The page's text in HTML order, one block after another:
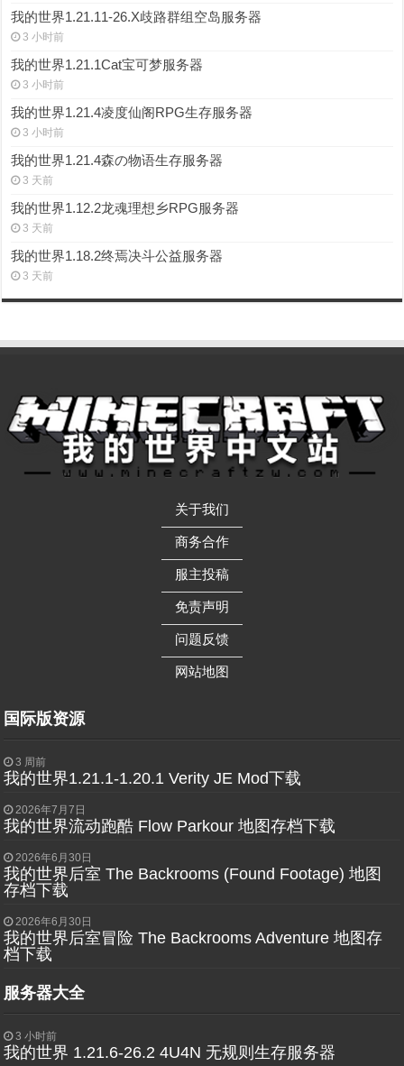
我的世界1.21.11-26.X歧路群组空岛服务器
3 小时前
我的世界1.21.1Cat宝可梦服务器
3 小时前
我的世界1.21.4凌度仙阁RPG生存服务器
3 小时前
我的世界1.21.4森の物语生存服务器
3 天前
我的世界1.12.2龙魂理想乡RPG服务器
3 天前
我的世界1.18.2终焉决斗公益服务器
3 天前
关于我们
——————
商务合作
——————
服主投稿
——————
免责声明
——————
问题反馈
——————
网站地图
国际版资源
3 周前
我的世界1.21.1-1.20.1 Verity JE Mod下载
2026年7月7日
我的世界流动跑酷 Flow Parkour 地图存档下载
2026年6月30日
我的世界后室 The Backrooms (Found Footage) 地图
存档下载
2026年6月30日
我的世界后室冒险 The Backrooms Adventure 地图存
档下载
服务器大全
3 小时前
我的世界 1.21.6-26.2 4U4N 无规则生存服务器